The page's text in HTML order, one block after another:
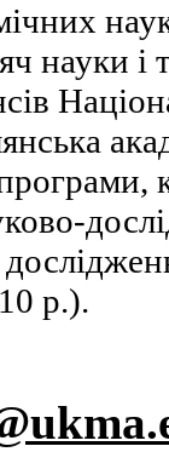
науки і
р.).